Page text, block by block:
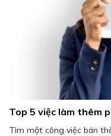
Top 5 việc làm thêm
Tìm một công việc bán